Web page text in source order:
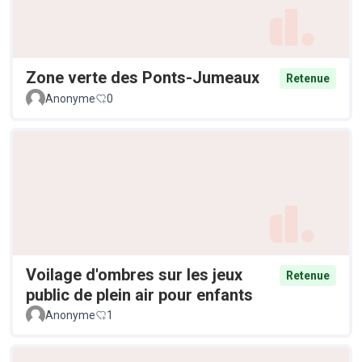
Zone verte des Ponts-Jumeaux
Retenue
Anonyme
0
Voilage d'ombres sur les jeux
public de plein air pour enfants
Retenue
Anonyme 1